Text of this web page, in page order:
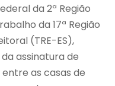
da 2ª Região
da 17ª Região
(TRE-ES),
assinatura de
as casas de